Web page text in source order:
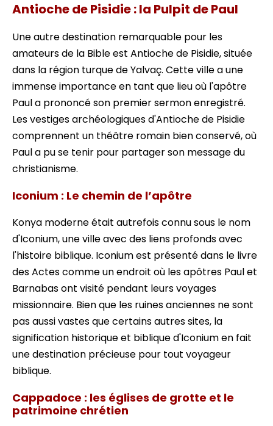
Antioche de Pisidie : la Pulpit de Paul
Une autre destination remarquable pour les
amateurs de la Bible est Antioche de Pisidie, située
dans la région turque de Yalvaç. Cette ville a une
immense importance en tant que lieu où l'apôtre
Paul a prononcé son premier sermon enregistré.
Les vestiges archéologiques d'Antioche de Pisidie
comprennent un théâtre romain bien conservé, où
Paul a pu se tenir pour partager son message du
christianisme.
Iconium : Le chemin de l’apôtre
Konya moderne était autrefois connu sous le nom
d'Iconium, une ville avec des liens profonds avec
l'histoire biblique. Iconium est présenté dans le livre
des Actes comme un endroit où les apôtres Paul et
Barnabas ont visité pendant leurs voyages
missionnaire. Bien que les ruines anciennes ne sont
pas aussi vastes que certains autres sites, la
signification historique et biblique d'Iconium en fait
une destination précieuse pour tout voyageur
biblique.
Cappadoce : les églises de grotte et le
patrimoine chrétien